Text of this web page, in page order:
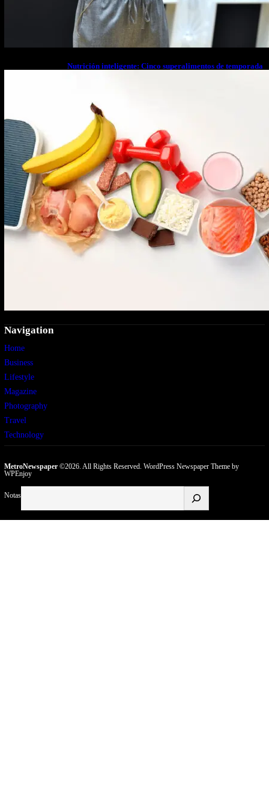
Nutrición inteligente: Cinco superalimentos de temporada
Navigation
Home
Business
Lifestyle
Magazine
Photography
Travel
Technology
MetroNewspaper©2026. All Rights Reserved. WordPress Newspaper Themeby
WPEnjoy
Notas